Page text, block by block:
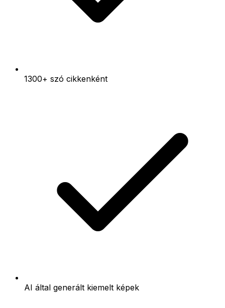
1300+ szó cikkenként
AI által generált kiemelt képek